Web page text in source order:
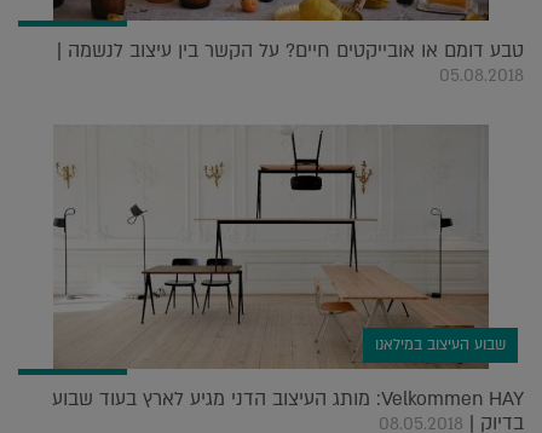
טבע דומם או אובייקטים חיים? על הקשר בין עיצוב לנשמה |
05.08.2018
שבוע העיצוב במילאנו
Velkommen HAY: מותג העיצוב הדני מגיע לארץ בעוד שבוע
בדיוק | 08.05.2018